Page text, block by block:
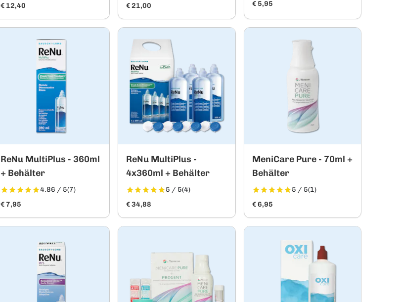
€ 12,40
€ 21,00
€ 5,95
ReNu MultiPlus - 360ml
+ Behälter
4.86 / 5(7)
€ 7,95
ReNu MultiPlus -
4x360ml + Behälter
5 / 5(4)
€ 34,88
MeniCare Pure - 70ml +
Behälter
5 / 5(1)
€ 6,95